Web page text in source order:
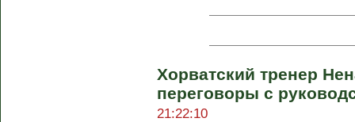
Хорватский тренер
переговоры с
21:22:10